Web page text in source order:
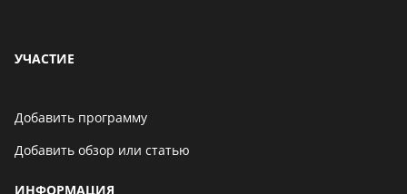
УЧАСТИЕ
Добавить программу
Добавить обзор или статью
ИНФОРМАЦИЯ